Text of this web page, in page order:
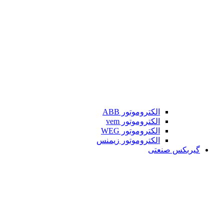
الکتروموتور ABB
الکتروموتور vem
الکتروموتور WEG
الکتروموتور زیمنس
گیربکس صنعتی